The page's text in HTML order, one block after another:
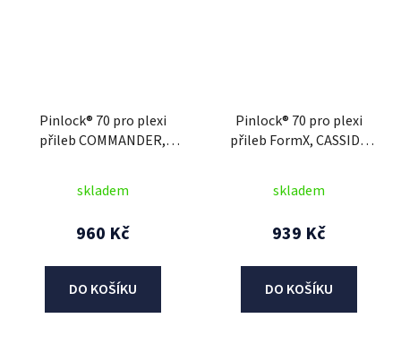
Pinlock® 70 pro plexi
přileb COMMANDER,
skladem
960 Kč
DO KOŠÍKU
Pinlock® 70 pro plexi
přileb FormX, CASSIDA
skladem
939 Kč
DO KOŠÍKU